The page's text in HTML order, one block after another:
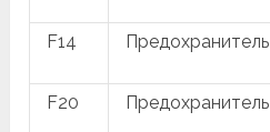
F14 Предохранитель
F20 Предохранитель